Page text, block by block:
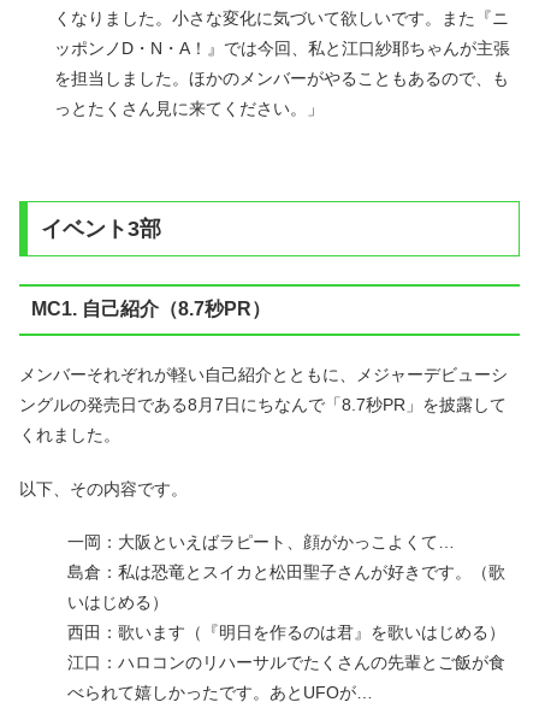
くなりました。小さな変化に気づいて欲しいです。また『ニ
ッポンノD・N・A！』では今回、私と江口紗耶ちゃんが主張
を担当しました。ほかのメンバーがやることもあるので、も
っとたくさん見に来てください。」
イベント3部
MC1. 自己紹介（8.7秒PR）
メンバーそれぞれが軽い自己紹介とともに、メジャーデビューシ
ングルの発売日である8月7日にちなんで「8.7秒PR」を披露して
くれました。
以下、その内容です。
一岡：大阪といえばラピート、顔がかっこよくて…
島倉：私は恐竜とスイカと松田聖子さんが好きです。（歌
いはじめる）
西田：歌います（『明日を作るのは君』を歌いはじめる）
江口：ハロコンのリハーサルでたくさんの先輩とご飯が食
べられて嬉しかったです。あとUFOが…